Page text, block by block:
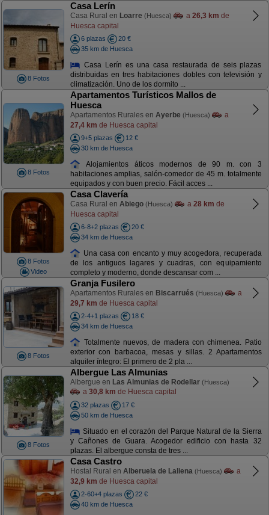
8 Fotos
Casa Lerín
Casa Rural en Loarre (Huesca) a 26,3 km de
Huesca capital
6 plazas
20 €
35 km de Huesca
Casa Lerín es una casa restaurada de seis plazas
distribuidas en tres habitaciones dobles con televisión y
climatización. Uno de los dormito ...
8 Fotos
Apartamentos Turísticos Mallos de
Huesca
Apartamentos Rurales en Ayerbe (Huesca)
a
27,4 km de Huesca capital
9+5 plazas
12 €
30 km de Huesca
Alojamientos áticos modernos de 90 m. con 3
habitaciones amplias, salón-comedor de 45 m. totalmente
equipados y con buen precio. Fácil acces ...
8 Fotos
Video
Casa Clavería
Casa Rural en Abiego (Huesca) a 28 km de
Huesca capital
6-8+2 plazas
20 €
34 km de Huesca
Una casa con encanto y muy acogedora, recuperada
de los antiguos lagares y cuadras, con equipamiento
completo y moderno, donde descansar com ...
8 Fotos
Granja Fusilero
Apartamentos Rurales en Biscarrués (Huesca)
a
29,7 km de Huesca capital
2-4+1 plazas
18 €
34 km de Huesca
Totalmente nuevos, de madera con chimenea. Patio
exterior con barbacoa, mesas y sillas. 2 Apartamentos
alquiler íntegro: El primero de 2 pla ...
8 Fotos
Albergue Las Almunias
Albergue en Las Almunias de Rodellar (Huesca)
a 30,8 km de Huesca capital
32 plazas
17 €
50 km de Huesca
Situado en el corazón del Parque Natural de la Sierra
y Cañones de Guara. Acogedor edificio con hasta 32
plazas. El albergue consta de tres ...
Casa Castro
Hostal Rural en Alberuela de Laliena (Huesca)
a
32,9 km de Huesca capital
2-60+4 plazas
22 €
40 km de Huesca